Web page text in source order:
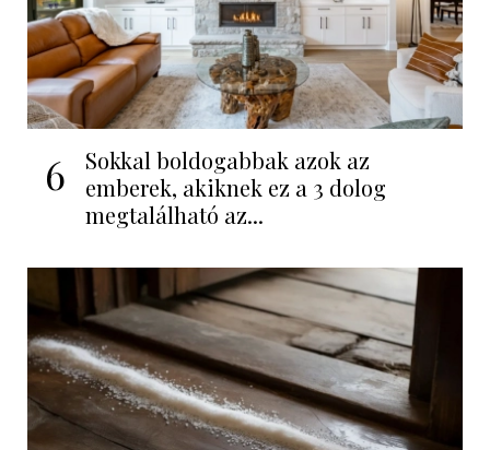
6
Sokkal boldogabbak azok az
emberek, akiknek ez a 3 dolog
megtalálható az...